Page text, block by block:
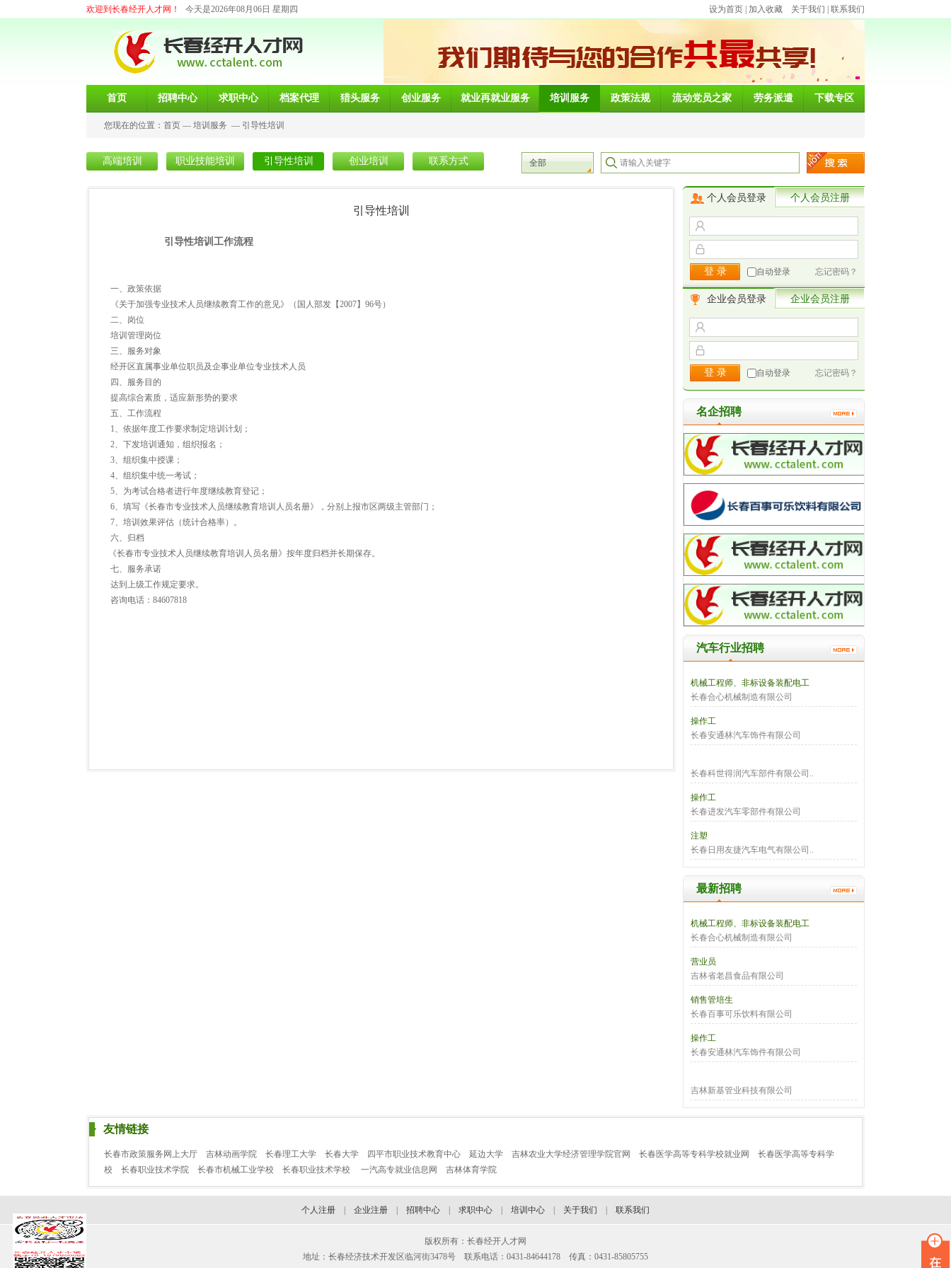
欢迎到长春经开人才网！ 今天是2026年08月06日 星期四 设为首页 加入收藏 关于我们 联系我们
首页 招聘中心 求职中心 档案代理 猎头服务 创业服务 就业再就业服务 培训服务 政策法规 流动党员之家 劳务派遣 下载专区
您现在的位置： 首页 — 培训服务 — 引导性培训
高端培训 职业技能培训 引导性培训 创业培训 联系方式 全部
引导性培训
引导性培训工作流程
一、政策依据
《关于加强专业技术人员继续教育工作的意见》（国人部发【2007】96号）
二、岗位
培训管理岗位
三、服务对象
经开区直属事业单位职员及企事业单位专业技术人员
四、服务目的
提高综合素质，适应新形势的要求
五、工作流程
1、依据年度工作要求制定培训计划；
2、下发培训通知，组织报名；
3、组织集中授课；
4、组织集中统一考试；
5、为考试合格者进行年度继续教育登记；
6、填写《长春市专业技术人员继续教育培训人员名册》，分别上报市区两级主管部门；
7、培训效果评估（统计合格率）。
六、归档
《长春市专业技术人员继续教育培训人员名册》按年度归档并长期保存。
七、服务承诺
达到上级工作规定要求。
咨询电话：84607818
个人会员登录 个人会员注册
自动登录 忘记密码？
企业会员登录 企业会员注册
自动登录 忘记密码？
名企招聘
汽车行业招聘
机械工程师、非标设备装配电工
长春合心机械制造有限公司
操作工
长春安通林汽车饰件有限公司
长春科世得润汽车部件有限公司..
操作工
长春进发汽车零部件有限公司
注塑
长春日用友捷汽车电气有限公司..
最新招聘
机械工程师、非标设备装配电工
长春合心机械制造有限公司
营业员
吉林省老昌食品有限公司
销售管培生
长春百事可乐饮料有限公司
操作工
长春安通林汽车饰件有限公司
吉林新基管业科技有限公司
友情链接
长春市政策服务网上大厅 吉林动画学院 长春理工大学 长春大学 四平市职业技术教育中心 延边大学 吉林农业大学经济管理学院官网 长春医学高等专科学校就业网
长春医学高等专科学
校
长春职业技术学院 长春市机械工业学校 长春职业技术学校 一汽高专就业信息网 吉林体育学院
个人注册 企业注册 招聘中心 求职中心 培训中心 关于我们 联系我们
版权所有：长春经开人才网
地址：长春经济技术开发区临河街3478号 联系电话：0431-84644178 传真：0431-85805755